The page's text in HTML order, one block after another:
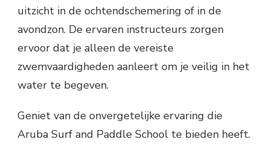
uitzicht in de ochtendschemering of in de
avondzon. De ervaren instructeurs zorgen
ervoor dat je alleen de vereiste
zwemvaardigheden aanleert om je veilig in het
water te begeven.
Geniet van de onvergetelijke ervaring die
Aruba Surf and Paddle School te bieden heeft.